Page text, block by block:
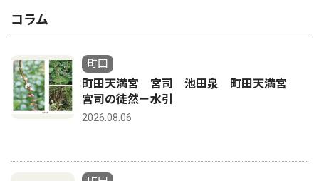
コラム
町田
町田天満宮 宮司 池田泉 町田天満宮
宮司の徒然－水引
2026.08.06